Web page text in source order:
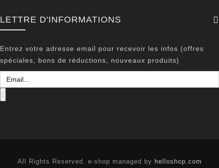
LETTRE D'INFORMATIONS
Entrez votre adresse email pour recevoir les infos (offres
spéciales, bons de réductions, nouveaux produits)
All Rights Reserved. e-shop managed by helloshop.com